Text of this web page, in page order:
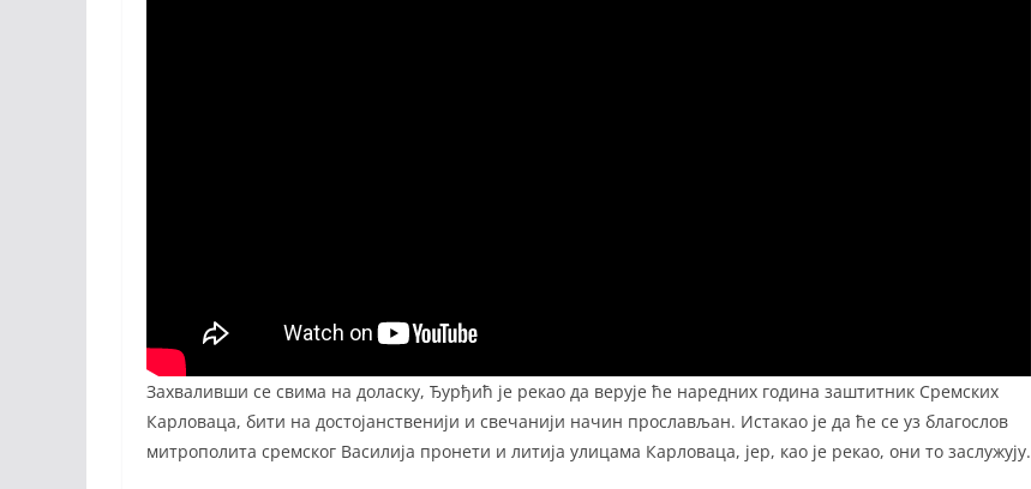
Захваливши се свима на доласку, Ђурђић је рекао да верује ће наредних година заштитник Сремских
Карловаца, бити на достојанственији и свечанији начин прослављан. Истакао је да ће се уз благослов
митрополита сремског Василија пронети и литија улицама Карловаца, јер, као је рекао, они то заслужују.